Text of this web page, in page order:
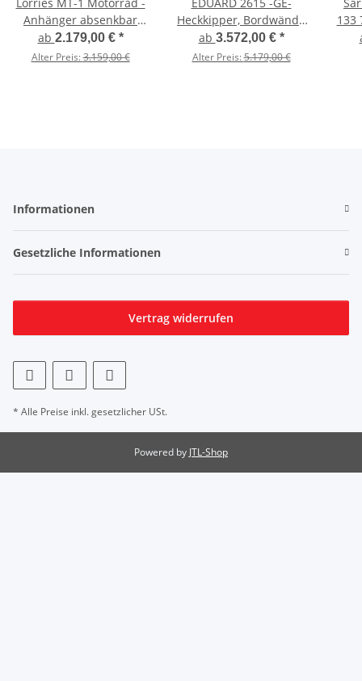
Anhänger absenkbar
und zum
Zusammenklappen - 750
ab 2.179,00 € *
Alter Preis:3.159,00 €
Heckkipper, Bordwände
30cm -1500kg- H-Pumpe
- Lfh: 63cm -195/50R13
ab 3.572,00 € *
Alter Preis:5.179,00 €
133
Informationen
Gesetzliche Informationen
Vertrag widerrufen
* Alle Preise inkl. gesetzlicher USt.
Powered by JTL-Shop